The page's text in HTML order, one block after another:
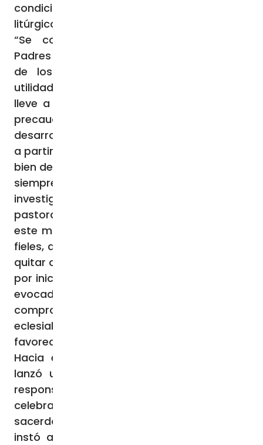
condiciones estrictas para el progreso
litúrgico:
“Se comprende entonces por qué los
Padres conciliares recomendaron la revisión
de los ritos, cuando responda a «una
utilidad verdadera y cierta de la Iglesia», se
lleve a cabo «después de haber tenido la
precaución de que las nuevas formas se
desarrollen, por decirlo así, orgánicamente
a partir de las ya existentes» (SC, 23). Por el
bien de toda la Iglesia, toda reforma debe ir
siempre precedida por «una concienzuda
investigación teológica, histórica y
pastoral» (ibid.). El Magisterio conciliar, de
este modo, invita a evitar desorientar a los
fieles, disuadiendo a cualquiera de añadir o
quitar o modificar algo, en materia litúrgica,
por iniciativa propia (cf. SC, 22). El progreso
evocado por la Constitución conciliar no
compromete en absoluto la comunión
eclesial: más bien pretende confirmarla y
favorecerla.”
Hacia el cierre de su alocución, el Papa
lanzó una firme exhortación a todos los
responsables de preparar las
celebraciones, con especial énfasis en los
sacerdotes que presiden la liturgia. Se les
instó a custodiar el respeto absoluto por